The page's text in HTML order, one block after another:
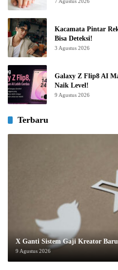
Kacamata Pintar
Bisa Deteksi!
3 Agustus 2026
Galaxy Z Flip8 AI
Naik Level!
9 Agustus 2026
Terbaru
X Ganti Sistem Gaji Kreator
9 Agustus 2026